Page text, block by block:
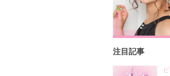
注目記事